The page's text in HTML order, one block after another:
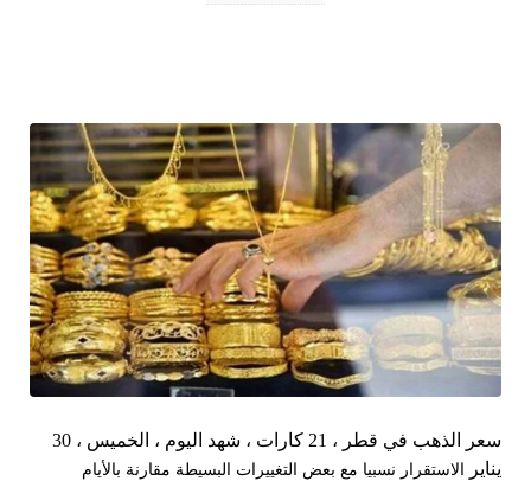
سعر الذهب في قطر ، 21 كارات ، شهد اليوم ، الخميس ، 30
يناير
الاستقرار نسبيا مع بعض التغييرات البسيطة مقارنة بالأيام